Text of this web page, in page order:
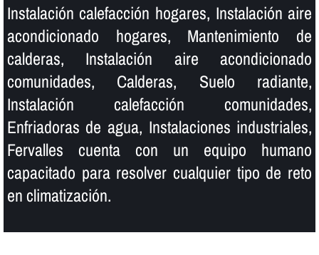
Instalación calefacción hogares, Instalación aire
acondicionado hogares, Mantenimiento de
calderas, Instalación aire acondicionado
comunidades, Calderas, Suelo radiante,
Instalación calefacción comunidades,
Enfriadoras de agua, Instalaciones industriales,
Fervalles cuenta con un equipo humano
capacitado para resolver cualquier tipo de reto
en climatización.